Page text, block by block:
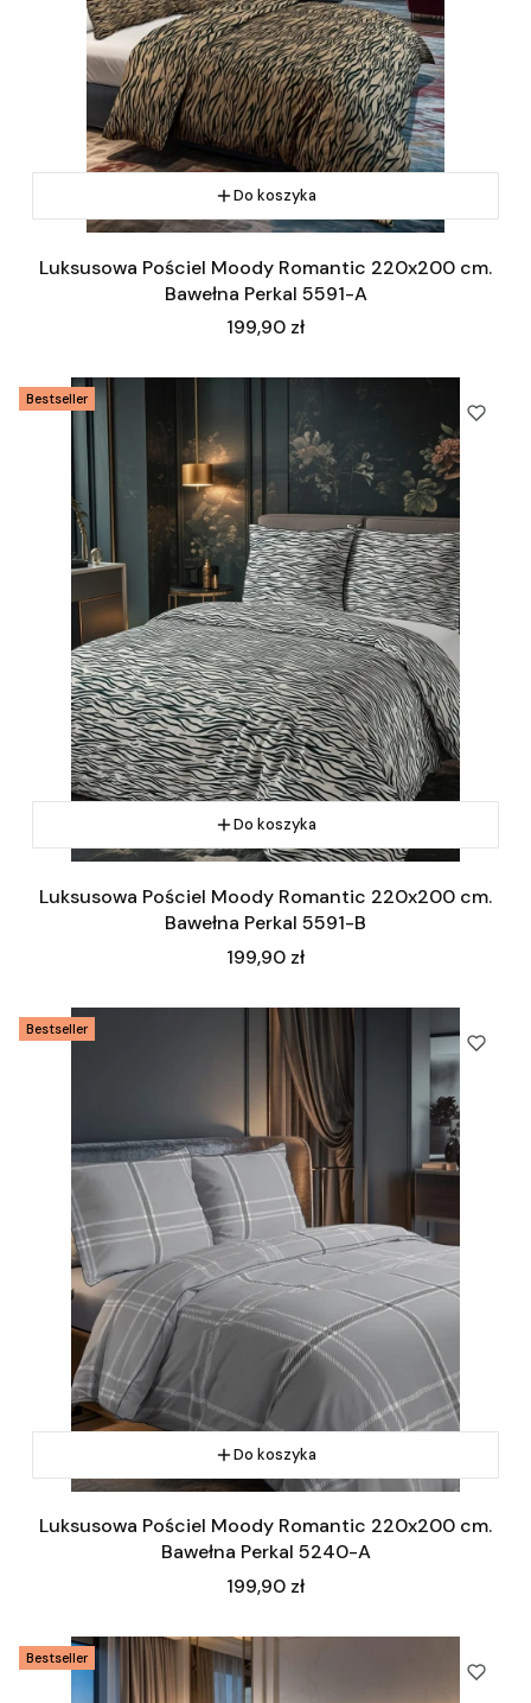
Do koszyka
Luksusowa Pościel Moody Romantic 220x200 cm.
Bawełna Perkal 5591-A
Cena
199,90 zł
Bestseller
Do koszyka
Luksusowa Pościel Moody Romantic 220x200 cm.
Bawełna Perkal 5591-B
Cena
199,90 zł
Bestseller
Do koszyka
Luksusowa Pościel Moody Romantic 220x200 cm.
Bawełna Perkal 5240-A
Cena
199,90 zł
Bestseller